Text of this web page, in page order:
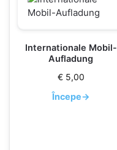
Internationale Mobil-
Aufladung
€5,00
Începe→